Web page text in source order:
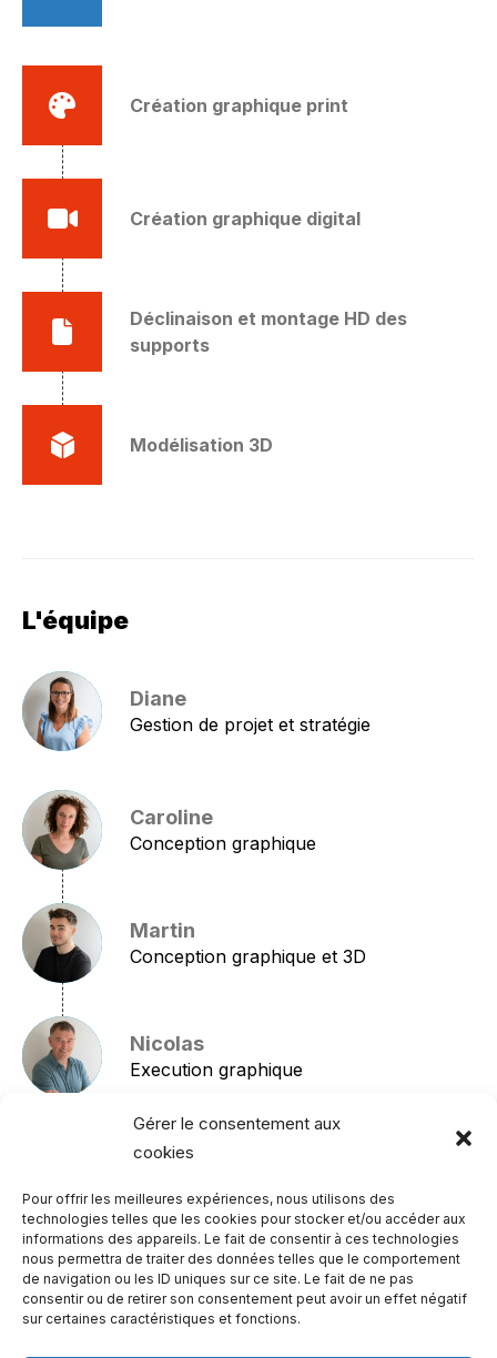
Gérer le consentement aux
cookies
Pour offrir les meilleures expériences, nous utilisons des
technologies telles que les cookies pour stocker et/ou accéder aux
informations des appareils. Le fait de consentir à ces technologies
nous permettra de traiter des données telles que le comportement
de navigation ou les ID uniques sur ce site. Le fait de ne pas
consentir ou de retirer son consentement peut avoir un effet négatif
sur certaines caractéristiques et fonctions.
Création graphique print
Création graphique digital
Déclinaison et montage HD des
supports
Modélisation 3D
L'équipe
Diane
Gestion de projet et stratégie
Caroline
Conception graphique
Martin
Conception graphique et 3D
Nicolas
Execution graphique
Navigation
de
commentaire
ONGLET PRÉCÉDENT
Onglet
précédent
Ferrero – Kinder Joy Funko Pop! Harry
Potter